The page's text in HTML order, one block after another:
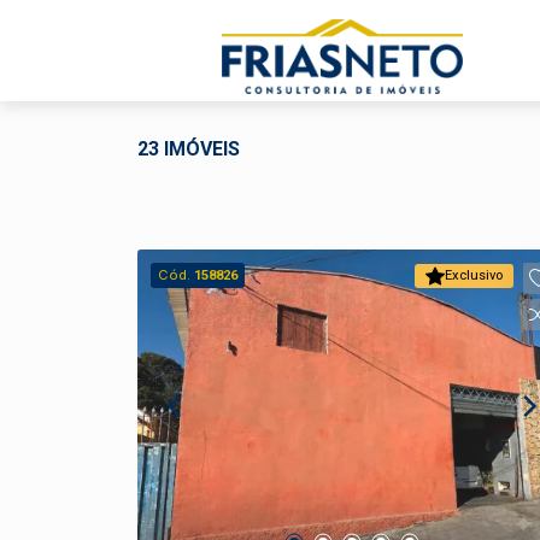
23 IMÓVEIS
Exclusivo
Cód. 158826